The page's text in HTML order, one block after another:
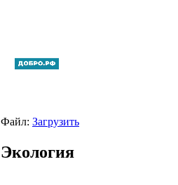
Файл: Загрузить
Экология